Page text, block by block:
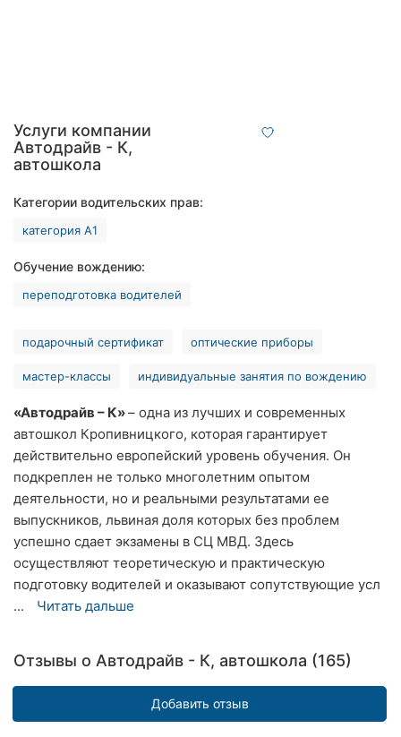
Харьков
Запорожье
Днепр
Львов
Кривой
Рог
Херсон
Полтава
Чернигов
Черкассы
Черновцы
Сумы
Ивано-
Луцк
Услуги компании
Автодрайв - К,
автошкола
Категории водительских прав:
категория А1
Обучение вождению:
переподготовка водителей
подарочный сертификат оптические приборы
мастер-классы индивидуальные занятия по вождению
«Автодрайв – К»– одна из лучших и современных
автошкол Кропивницкого, которая гарантирует
действительно европейский уровень обучения. Он
подкреплен не только многолетним опытом
деятельности, но и реальными результатами ее
выпускников, львиная доля которых без проблем
успешно сдает экзамены в СЦ МВД. Здесь
осуществляют теоретическую и практическую
подготовку водителей и оказывают сопутствующие усл
...
Читать дальше
Отзывы о Автодрайв - К, автошкола (165)
Добавить отзыв